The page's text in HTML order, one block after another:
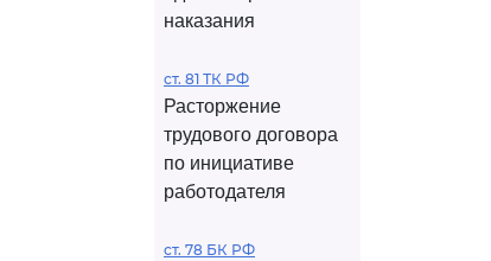
наказания
ст. 81 ТК РФ
Расторжение
трудового договора
по инициативе
работодателя
ст. 78 БК РФ